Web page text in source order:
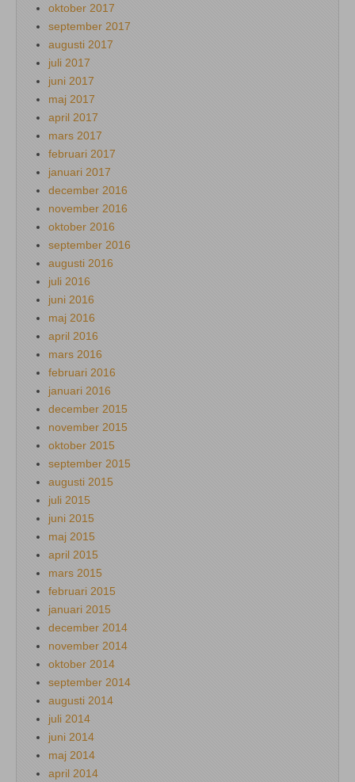
oktober 2017
september 2017
augusti 2017
juli 2017
juni 2017
maj 2017
april 2017
mars 2017
februari 2017
januari 2017
december 2016
november 2016
oktober 2016
september 2016
augusti 2016
juli 2016
juni 2016
maj 2016
april 2016
mars 2016
februari 2016
januari 2016
december 2015
november 2015
oktober 2015
september 2015
augusti 2015
juli 2015
juni 2015
maj 2015
april 2015
mars 2015
februari 2015
januari 2015
december 2014
november 2014
oktober 2014
september 2014
augusti 2014
juli 2014
juni 2014
maj 2014
april 2014